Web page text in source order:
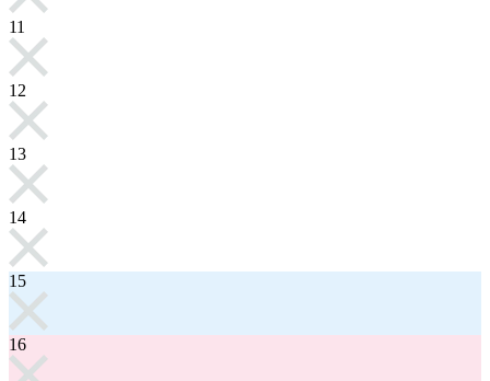
11
12
13
14
15
16